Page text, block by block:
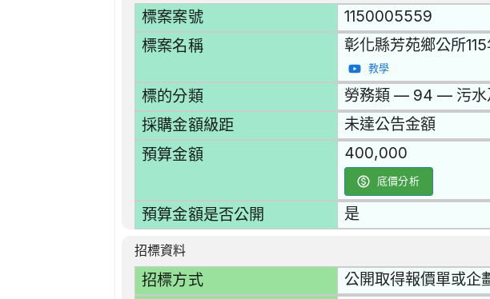
標案案號 1150005559
標案名稱 彰化縣芳苑鄉公所
教學
標的分類 勞務類 — 94 — 污水
採購金額級距 未達公告金額
預算金額 400,000
底價分析
預算金額是否公開 是
招標資料
招標方式 公開取得報價單或企